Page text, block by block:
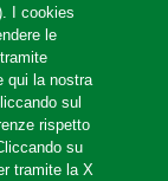
I cookies
le
qui la nostra
sul
rispetto
su
tramite la X